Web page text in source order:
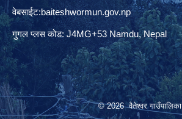
वेबसाईट:baiteshwormun.gov.np
गुगल प्लस कोड: J4MG+53 Namdu, Nepal
© 2026 वैतेश्वर गाउँपालिका